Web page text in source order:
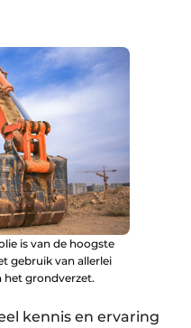
is van de hoogste
gebruik van allerlei
het grondverzet.
kennis en ervaring